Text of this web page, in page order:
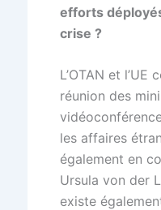
efforts
crise ?
L’OTAN et
réunion des
les affaires
également en
Ursula von der
existe